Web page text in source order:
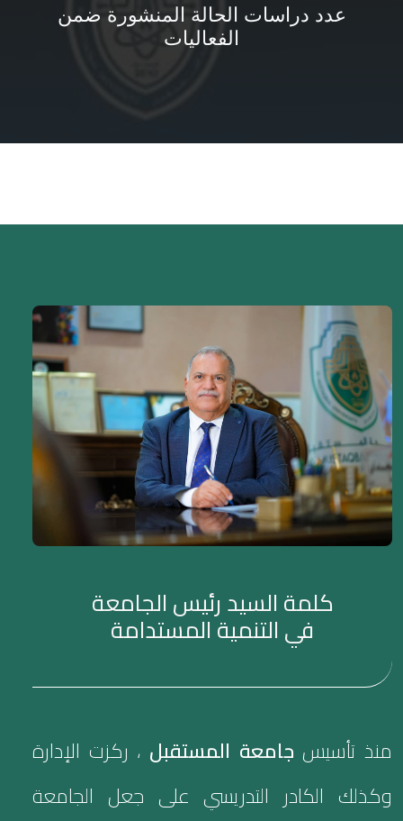
عدد دراسات الحالة المنشورة ضمن
الفعاليات
كلمة السيد رئيس الجامعة
في التنمية المستدامة
منذ تأسيس جامعة المستقبل ، ركزت الإدارة
وكذلك الكادر التدريسي على جعل الجامعة